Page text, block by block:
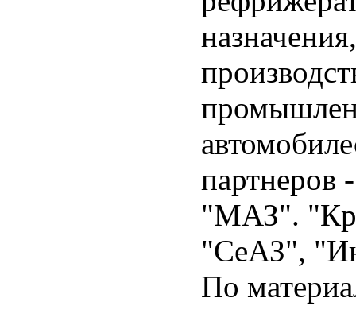
"МАЗ".
"СеАЗ",
По